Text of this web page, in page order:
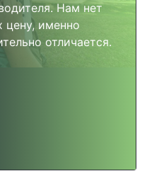
Нам нет
цену, именно
отличается.